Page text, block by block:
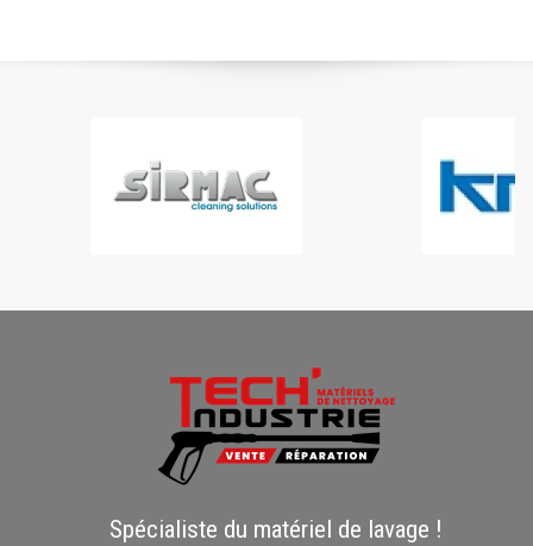
Spécialiste du matériel de lavage !